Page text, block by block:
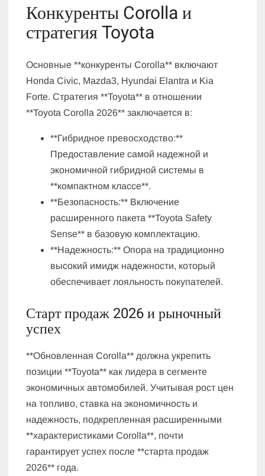
Конкуренты Corolla и
стратегия Toyota
Основные **конкуренты Corolla** включают
Honda Civic, Mazda3, Hyundai Elantra и Kia
Forte. Стратегия **Toyota** в отношении
**Toyota Corolla 2026** заключается в:
**Гибридное превосходство:**
Предоставление самой надежной и
экономичной гибридной системы в
**компактном классе**.
**Безопасность:** Включение
расширенного пакета **Toyota Safety
Sense** в базовую комплектацию.
**Надежность:** Опора на традиционно
высокий имидж надежности, который
обеспечивает лояльность покупателей.
Старт продаж 2026 и рыночный
успех
**Обновленная Corolla** должна укрепить
позиции **Toyota** как лидера в сегменте
экономичных автомобилей. Учитывая рост цен
на топливо, ставка на экономичность и
надежность, подкрепленная расширенными
**характеристиками Corolla**, почти
гарантирует успех после **старта продаж
2026** года.